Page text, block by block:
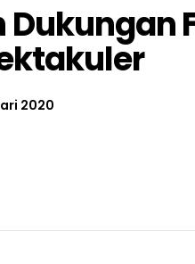
Dukungan
2020